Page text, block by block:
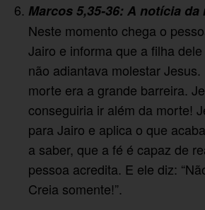
Marcos 5,35-36: A notícia
Neste momento chega o
Jairo e informa que a filha
não adiantava molestar Jesus.
morte era a grande barreira.
conseguiria ir além da morte!
para Jairo e aplica o que
a saber, que a fé é capaz de
pessoa acredita. E ele diz:
Creia somente!”.